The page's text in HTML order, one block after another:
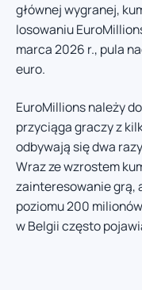
głównej wygranej,
losowaniu
marca 2026 r., pula
euro.
EuroMillions należy
przyciąga graczy z
odbywają się dwa
Wraz ze wzrostem
zainteresowanie grą,
poziomu 200
w Belgii często